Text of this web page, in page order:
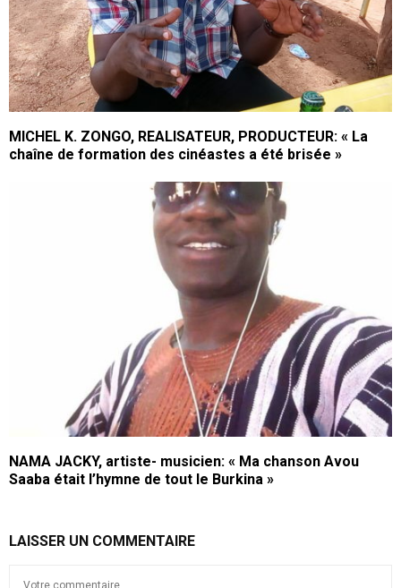
MICHEL K. ZONGO, REALISATEUR, PRODUCTEUR: « La
chaîne de formation des cinéastes a été brisée »
NAMA JACKY, artiste- musicien: « Ma chanson Avou
Saaba était l’hymne de tout le Burkina »
LAISSER UN COMMENTAIRE